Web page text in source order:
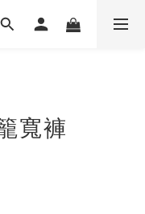
寬褲